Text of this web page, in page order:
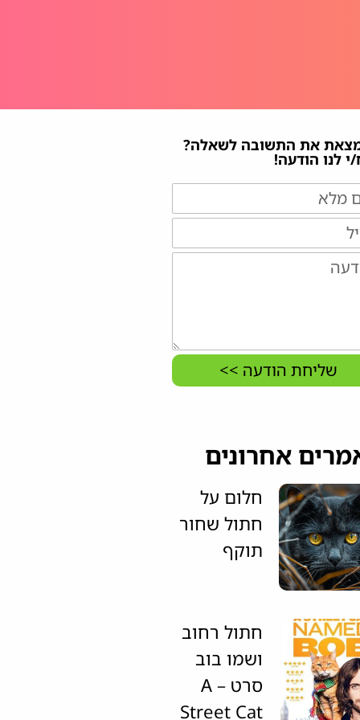
את התשובה לשאלה?
לנו הודעה!
שליחת הודעה >>
אחרונים
חלום על
חתול שחור
תוקף
חתול רחוב
ושמו בוב
סרט – A
Street Cat